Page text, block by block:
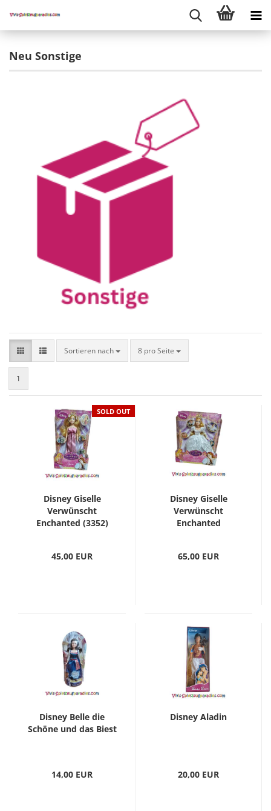
Neu Sonstige
Sortieren nach 8 pro Seite
1
SOLD OUT
Disney Giselle
Verwünscht
Enchanted (3352)
45,00 EUR
Disney Giselle
Verwünscht
Enchanted
65,00 EUR
Disney Belle die
Schöne und das Biest
14,00 EUR
Disney Aladin
20,00 EUR